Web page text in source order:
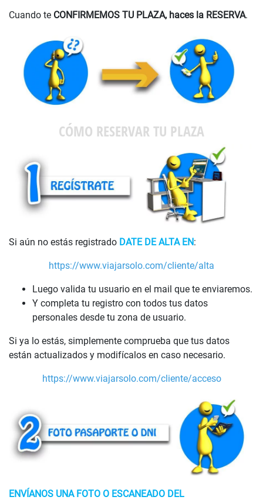
Cuando te CONFIRMEMOS TU PLAZA, haces la RESERVA.
CÓMO RESERVAR TU PLAZA
Si aún no estás registrado DATE DE ALTA EN:
https://www.viajarsolo.com/cliente/alta
Luego valida tu usuario en el mail que te enviaremos.
Y completa tu registro con todos tus datos
personales desde tu zona de usuario.
Si ya lo estás, simplemente comprueba que tus datos
están actualizados y modifícalos en caso necesario.
https://www.viajarsolo.com/cliente/acceso
ENVÍANOS UNA FOTO O ESCANEADO DEL